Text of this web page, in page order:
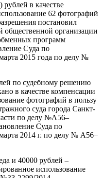
рублей в качестве
62 фотографий
постановил
общественной организации
программ
Суда по
2015 года по делу №
по судебному решению
в качестве компенсации
фотографий в пользу
суда города Санкт-
по делу №А56–
Суда по
2014 г. по делу № А56–
и 40000 рублей –
использование